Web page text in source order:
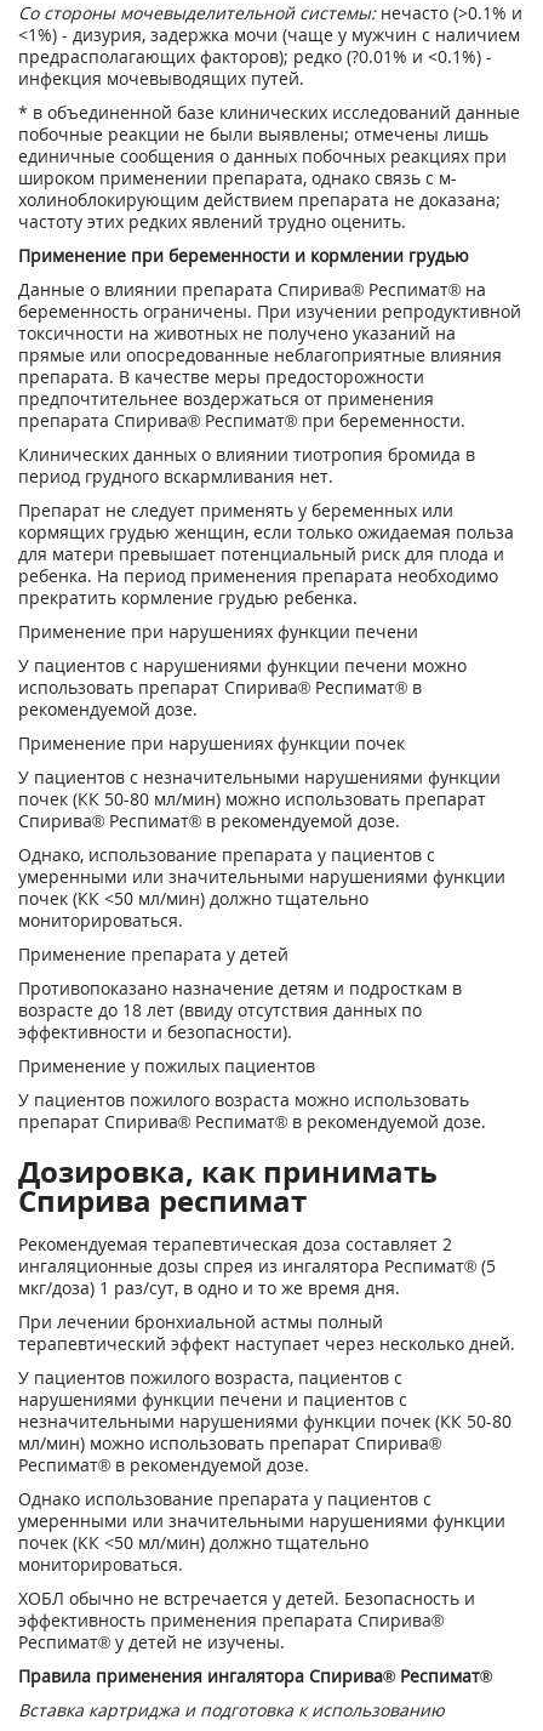
Со стороны мочевыделительной системы: нечасто (>0.1% и
<1%) - дизурия, задержка мочи (чаще у мужчин с наличием
предрасполагающих факторов); редко (?0.01% и <0.1%) -
инфекция мочевыводящих путей.
* в объединенной базе клинических исследований данные
побочные реакции не были выявлены; отмечены лишь
единичные сообщения о данных побочных реакциях при
широком применении препарата, однако связь с м-
холиноблокирующим действием препарата не доказана;
частоту этих редких явлений трудно оценить.
Применение при беременности и кормлении грудью
Данные о влиянии препарата Спирива® Респимат® на
беременность ограничены. При изучении репродуктивной
токсичности на животных не получено указаний на
прямые или опосредованные неблагоприятные влияния
препарата. В качестве меры предосторожности
предпочтительнее воздержаться от применения
препарата Спирива® Респимат® при беременности.
Клинических данных о влиянии тиотропия бромида в
период грудного вскармливания нет.
Препарат не следует применять у беременных или
кормящих грудью женщин, если только ожидаемая польза
для матери превышает потенциальный риск для плода и
ребенка. На период применения препарата необходимо
прекратить кормление грудью ребенка.
Применение при нарушениях функции печени
У пациентов с нарушениями функции печени можно
использовать препарат Спирива® Респимат® в
рекомендуемой дозе.
Применение при нарушениях функции почек
У пациентов с незначительными нарушениями функции
почек (КК 50-80 мл/мин) можно использовать препарат
Спирива® Респимат® в рекомендуемой дозе.
Однако, использование препарата у пациентов с
умеренными или значительными нарушениями функции
почек (КК <50 мл/мин) должно тщательно
мониторироваться.
Применение препарата у детей
Противопоказано назначение детям и подросткам в
возрасте до 18 лет (ввиду отсутствия данных по
эффективности и безопасности).
Применение у пожилых пациентов
У пациентов пожилого возраста можно использовать
препарат Спирива® Респимат® в рекомендуемой дозе.
Дозировка, как принимать
Спирива респимат
Рекомендуемая терапевтическая доза составляет 2
ингаляционные дозы спрея из ингалятора Респимат® (5
мкг/доза) 1 раз/сут, в одно и то же время дня.
При лечении бронхиальной астмы полный
терапевтический эффект наступает через несколько дней.
У пациентов пожилого возраста, пациентов с
нарушениями функции печени и пациентов с
незначительными нарушениями функции почек (КК 50-80
мл/мин) можно использовать препарат Спирива®
Респимат® в рекомендуемой дозе.
Однако использование препарата у пациентов с
умеренными или значительными нарушениями функции
почек (КК <50 мл/мин) должно тщательно
мониторироваться.
ХОБЛ обычно не встречается у детей. Безопасность и
эффективность применения препарата Спирива®
Респимат® у детей не изучены.
Правила применения ингалятора Спирива® Респимат®
Вставка картриджа и подготовка к использованию